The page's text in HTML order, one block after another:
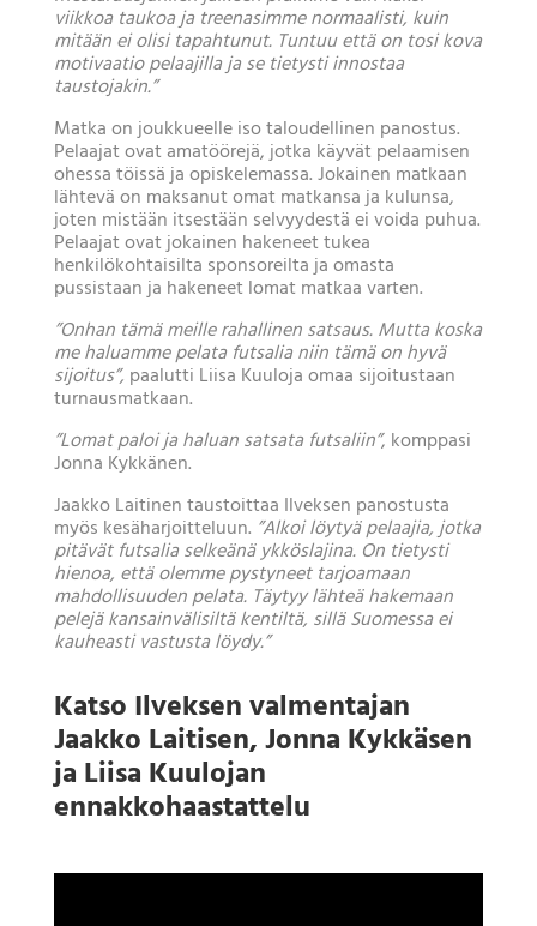
viikkoa taukoa ja treenasimme normaalisti, kuin
mitään ei olisi tapahtunut. Tuntuu että on tosi kova
motivaatio pelaajilla ja se tietysti innostaa
taustojakin.”
Matka on joukkueelle iso taloudellinen panostus.
Pelaajat ovat amatöörejä, jotka käyvät pelaamisen
ohessa töissä ja opiskelemassa. Jokainen matkaan
lähtevä on maksanut omat matkansa ja kulunsa,
joten mistään itsestään selvyydestä ei voida puhua.
Pelaajat ovat jokainen hakeneet tukea
henkilökohtaisilta sponsoreilta ja omasta
pussistaan ja hakeneet lomat matkaa varten.
”Onhan tämä meille rahallinen satsaus. Mutta koska
me haluamme pelata futsalia niin tämä on hyvä
sijoitus”, paalutti Liisa Kuuloja omaa sijoitustaan
turnausmatkaan.
”Lomat paloi ja haluan satsata futsaliin”, komppasi
Jonna Kykkänen.
Jaakko Laitinen taustoittaa Ilveksen panostusta
myös kesäharjoitteluun. ”Alkoi löytyä pelaajia, jotka
pitävät futsalia selkeänä ykköslajina. On tietysti
hienoa, että olemme pystyneet tarjoamaan
mahdollisuuden pelata. Täytyy lähteä hakemaan
pelejä kansainvälisiltä kentiltä, sillä Suomessa ei
kauheasti vastusta löydy.”
Katso Ilveksen valmentajan
Jaakko Laitisen, Jonna Kykkäsen
ja Liisa Kuulojan
ennakkohaastattelu